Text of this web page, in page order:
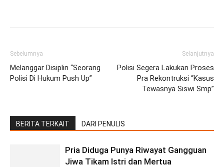
Sebelumnya
Melanggar Disiplin “Seorang
Polisi Di Hukum Push Up”
Selanjutnya
Polisi Segera Lakukan Proses
Pra Rekontruksi “Kasus
Tewasnya Siswi Smp”
BERITA TERKAIT DARI PENULIS
Pria Diduga Punya Riwayat Gangguan
Jiwa Tikam Istri dan Mertua